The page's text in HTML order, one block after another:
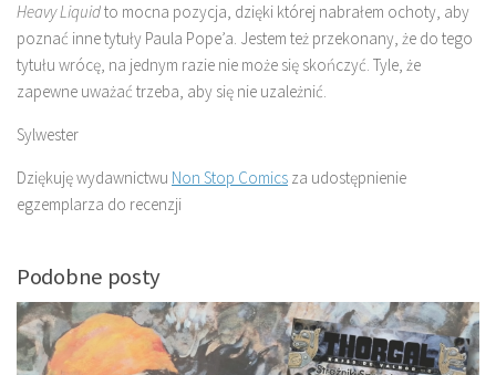
Heavy Liquidto mocna pozycja, dzięki której nabrałem ochoty, aby
poznać inne tytuły Paula Pope’a. Jestem też przekonany, że do tego
tytułu wrócę, na jednym razie nie może się skończyć. Tyle, że
zapewne uważać trzeba, aby się nie uzależnić.
Sylwester
Dziękuję wydawnictwu Non Stop Comics za udostępnienie
egzemplarza do recenzji
Podobne posty